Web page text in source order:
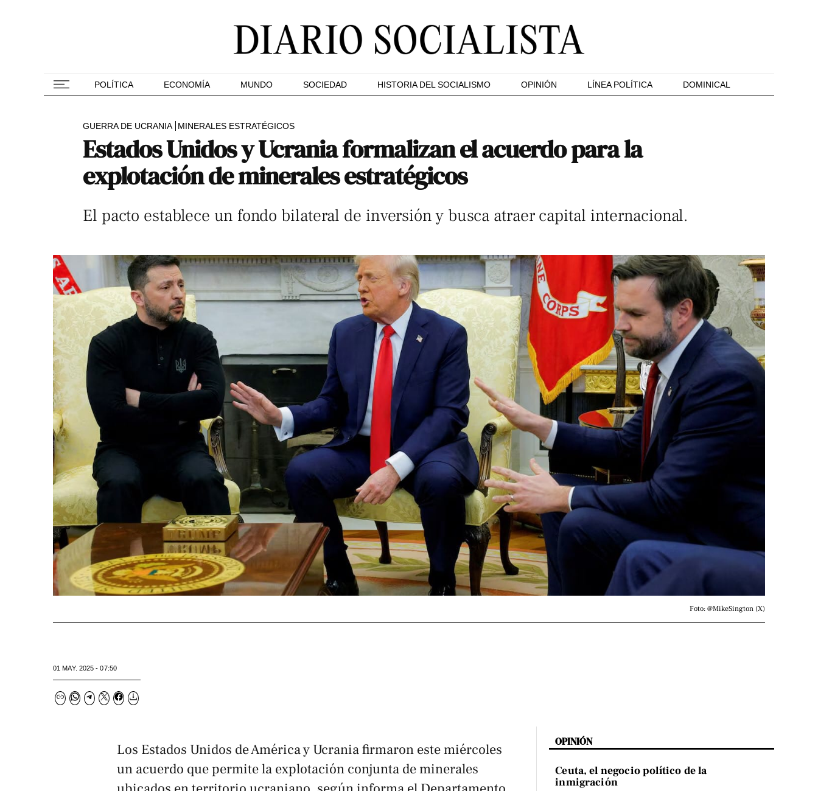
POLÍTICA ECONOMÍA MUNDO SOCIEDAD HISTORIA DEL SOCIALISMO OPINIÓN LÍNEA POLÍTICA DOMINICAL
GUERRA DE UCRANIA MINERALES ESTRATÉGICOS
Estados Unidos y Ucrania formalizan el acuerdo para la
explotación de minerales estratégicos
El pacto establece un fondo bilateral de inversión y busca atraer capital internacional.
Foto: @MikeSington (X)
01 MAY. 2025 - 07:50
Los Estados Unidos de América y Ucrania firmaron este miércoles
un acuerdo que permite la explotación conjunta de minerales
OPINIÓN
Ceuta, el negocio político de la
inmigración